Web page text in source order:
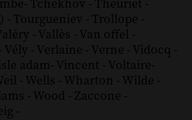
- Tchekhov - Theuriet -
- Tourgueniev - Trollope -
- Vallès - Van offel -
- Vély - Verlaine - Verne - Vidocq -
adam- Vincent - Voltaire-
- Wells - Wharton - Wilde -
- Wood - Zaccone -
-